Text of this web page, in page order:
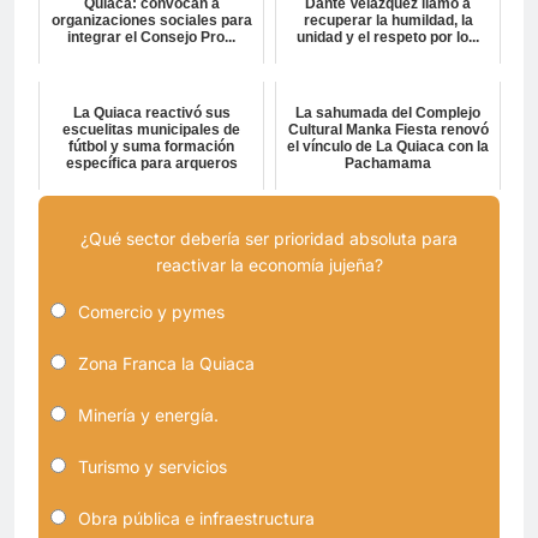
organizaciones sociales para
integrar el Consejo Pro...
recuperar la humildad, la
unidad y el respeto por lo...
La Quiaca reactivó sus
escuelitas municipales de
fútbol y suma formación
específica para arqueros
La sahumada del Complejo
Cultural Manka Fiesta renovó
el vínculo de La Quiaca con la
Pachamama
¿Qué sector debería ser prioridad absoluta para
reactivar la economía jujeña?
Comercio y pymes
Zona Franca la Quiaca
Minería y energía.
Turismo y servicios
Obra pública e infraestructura